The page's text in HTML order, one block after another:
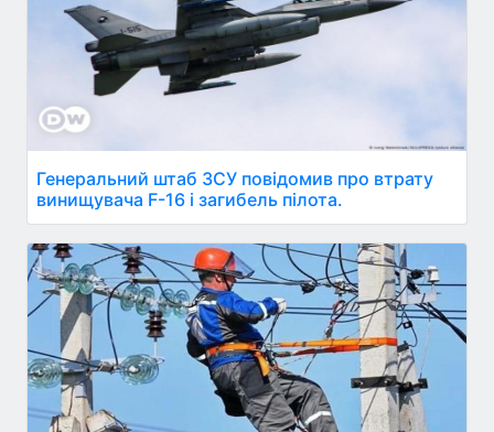
Генеральний штаб ЗСУ повідомив про втрату
винищувача F-16 і загибель пілота.